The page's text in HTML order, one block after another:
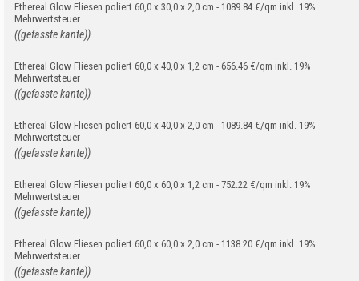
Ethereal Glow Fliesen poliert 60,0 x 30,0 x 2,0 cm - 1089.84 €/qm inkl. 19%
Mehrwertsteuer
((gefasste kante))
Ethereal Glow Fliesen poliert 60,0 x 40,0 x 1,2 cm - 656.46 €/qm inkl. 19%
Mehrwertsteuer
((gefasste kante))
Ethereal Glow Fliesen poliert 60,0 x 40,0 x 2,0 cm - 1089.84 €/qm inkl. 19%
Mehrwertsteuer
((gefasste kante))
Ethereal Glow Fliesen poliert 60,0 x 60,0 x 1,2 cm - 752.22 €/qm inkl. 19%
Mehrwertsteuer
((gefasste kante))
Ethereal Glow Fliesen poliert 60,0 x 60,0 x 2,0 cm - 1138.20 €/qm inkl. 19%
Mehrwertsteuer
((gefasste kante))